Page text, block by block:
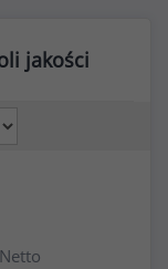
jakości
Netto